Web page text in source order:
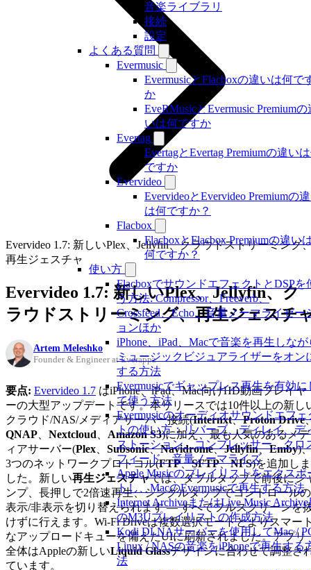
音楽ライブラリ
接続
設定
よくある質問
Evermusic
EvermusicとFlacboxの違いは何で
か
EveRMusicとEvermusic Premiumの
いは何ですか
Evertag
EvertagとEvertag Premiumの違い
ですか
Evervideo
EvervideoとEvervideo Premiumの
は何ですか？
Flacbox
FlacboxとFlacbox Premiumの違い
何ですか？
使い方
FlacboxでサウンドエフェクトとDSPを
う方法: Compressor、Freeverb、
Crossfeed、Echo、音量ノーマライゼー
ョンほか
iPhone、iPad、Macで音楽を再生しなが
ミュージックビジュアライザーをオン
する方法
Evermusicでギャップレス再生を有効に
て使う方法
Evermusicのオーディオサウンドエフェ
トの使い方：リバーブ、ディレイ、デ
ストーション、コンプレッサー、クロ
フィード、音量ノーマライズ
Apple Musicのプレイリストをエクスポ
トし、MacのEvermusicで再生する方法
Internet ArchiveまたはLive Music Archive
のM3Uプレイリストの作成方法
Kodi DLNAサーバーを使用してMac /
Linux / NASの音楽をiPhoneで再生する
法
Evervideo 1.7: 新しいPlex、Jellyfin、クラウドストリーミング
再生ジェスチャ
Evervideo 1.7: 新しいPlex、Jellyfin、ク
ラウドストリーミング、再生ジェスチ
Artem Meleshko
Founder & Engineer at Everappz
要点: Evervideo 1.7 はiPhone、iPad、Mac向けHD動画プレイヤ
ーの大型アップデートです。本リリースでは10件以上の新し
クラウド/NAS/メディアサーバー接続(Internxt、Proton Drive
QNAP
Nextcloud Amazon S3)に加え、最も人気のあるメデ
ィアサーバー(Plex Subsonic、Navidrome、Jellyfin、Emby)
3つのネットワークプロトコル(FTP、SFTP、NFS)を追加しま
した。新しい再生ジェスチャでは、ダブルタップで前後にジ
ンプ、長押しで2倍速再生、シングルタップでコントロールの
表示/非表示を切り替えられます — すべてフルスクリーンを
けずに行えます。Wi-Fi Driveは複数選択モードとよりスマー
なアップロードキューを備えたUIに刷新されました。アプリ
全体はAppleの新しいLiquid Glassデザインに合わせて調整さ
ています。